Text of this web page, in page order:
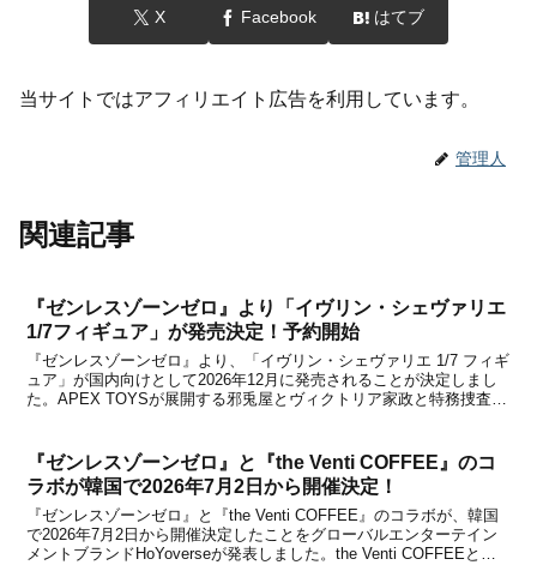
X Facebook はてブ
当サイトではアフィリエイト広告を利用しています。
管理人
関連記事
『ゼンレスゾーンゼロ』より「イヴリン・シェヴァリエ
1/7フィギュア」が発売決定！予約開始
『ゼンレスゾーンゼロ』より、「イヴリン・シェヴァリエ 1/7 フィギ
ュア」が国内向けとして2026年12月に発売されることが決定しまし
た。APEX TOYSが展開する邪兎屋とヴィクトリア家政と特務捜査班
『ゼンレスゾーンゼロ』と『the Venti COFFEE』のコ
ラボが韓国で2026年7月2日から開催決定！
『ゼンレスゾーンゼロ』と『the Venti COFFEE』のコラボが、韓国
で2026年7月2日から開催決定したことをグローバルエンターテイン
メントブランドHoYoverseが発表しました。the Venti COFFEEと